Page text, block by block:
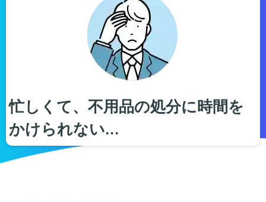
忙しくて、不用品の処分に時間を
かけられない…